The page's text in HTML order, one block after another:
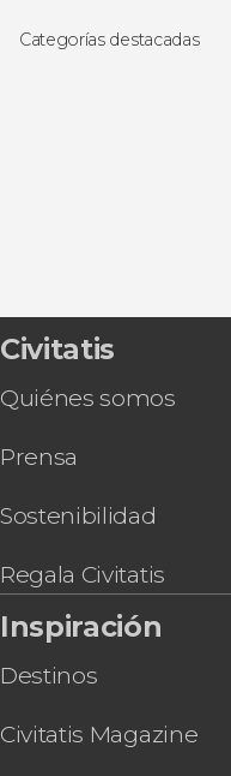
Categorías destacadas
Civitatis
Quiénes somos
Prensa
Sostenibilidad
Regala Civitatis
Inspiración
Destinos
Civitatis Magazine